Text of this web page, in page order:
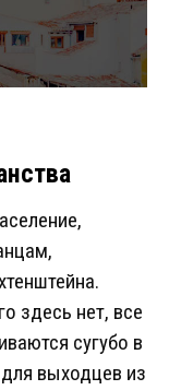
здесь нет, все
сугубо в
выходцев из